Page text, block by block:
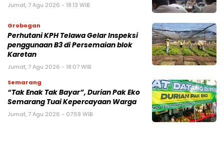
Jumat, 7 Agu 2026 - 18:13 WIB
Grobogan
Perhutani KPH Telawa Gelar Inspeksi
penggunaan B3 di Persemaian blok
Karetan
Jumat, 7 Agu 2026 - 18:07 WIB
Semarang
“Tak Enak Tak Bayar”, Durian Pak Eko
Semarang Tuai Kepercayaan Warga
Jumat, 7 Agu 2026 - 07:59 WIB